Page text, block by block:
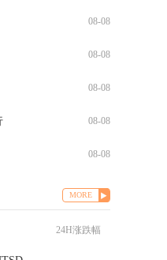
08-08
08-08
08-08
08-08
08-08
MORE
24H涨跌幅